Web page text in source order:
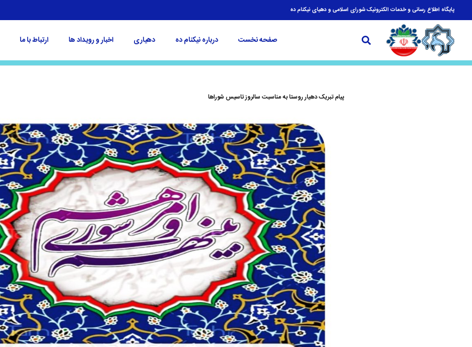
پایگاه اطلاع رسانی و خدمات الکترونیک شورای اسلامی و دهیای نیکنام ده
صفحه نخست درباره نیکنام ده دهیاری اخبار و رویداد ها ارتباط با ما
پیام تبریک دهیار روستا به مناسبت سالروز تاسیس شوراها